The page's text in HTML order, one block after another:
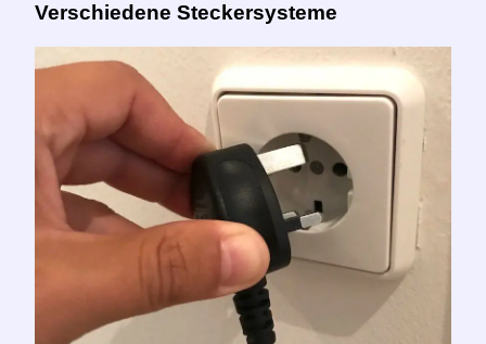
Verschiedene Steckersysteme